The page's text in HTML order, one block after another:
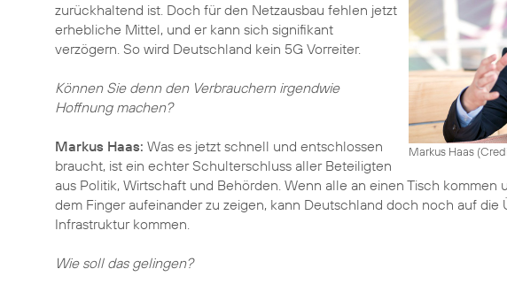
Markus Haas (
zurückhaltend ist. Doch für den Netzausbau fehlen jetzt
erhebliche Mittel, und er kann sich signifikant
verzögern. So wird Deutschland kein 5G Vorreiter.
Können Sie denn den Verbrauchern irgendwie
Hoffnung machen?
Markus Haas: Was es jetzt schnell und entschlossen
braucht, ist ein echter Schulterschluss aller Beteiligten
aus Politik, Wirtschaft und Behörden. Wenn alle an einen Tisch kommen
dem Finger aufeinander zu zeigen, kann Deutschland doch noch auf die
Infrastruktur kommen.
Wie soll das gelingen?